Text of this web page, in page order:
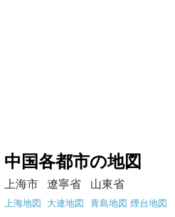
中国各都市の地図
上海市 遼寧省 山東省
上海地図 大連地図 青島地図 煙台地図